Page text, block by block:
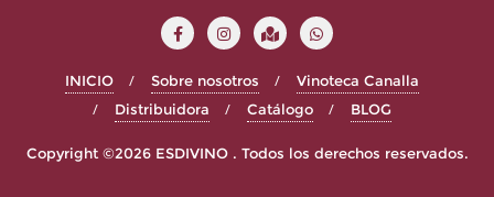
INICIO Sobre nosotros
Vinoteca Canalla
Distribuidora
Catálogo BLOG
Copyright ©2026 ESDIVINO . Todos los derechos reservados.